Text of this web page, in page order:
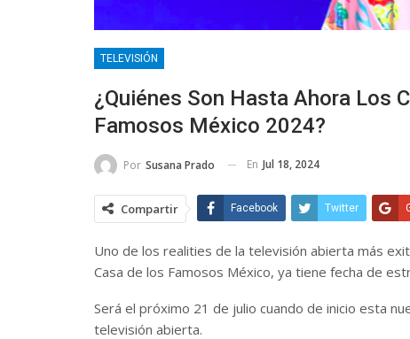
TELEVISIÓN
¿Quiénes Son Hasta Ahora Los
Famosos México 2024?
Por Susana Prado En Jul 18, 2024
Compartir Facebook Twitter
Uno de los realities de la televisión abierta más
Casa de los Famosos México, ya tiene fecha de
Será el próximo 21 de julio cuando de inicio esta
televisión abierta.